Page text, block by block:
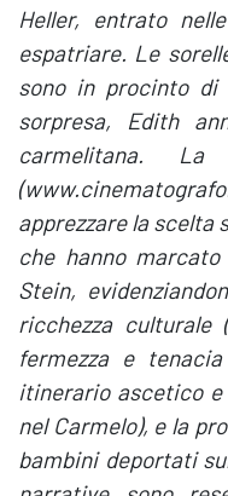
Heller, entrato
espatriare. Le
sono in procinto
sorpresa, Edith
carmelitana.
apprezzare la
che hanno
Stein,
ricchezza culturale
fermezza e
itinerario ascetico e
nel Carmelo), e la
bambini deportati